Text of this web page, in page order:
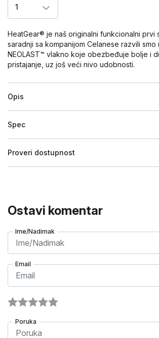
1
HeatGear® je naš originalni funkcionalni prvi
saradnji sa kompanijom Celanese razvili
NEOLAST™ vlakno koje obezbeđuje bolje i
pristajanje, uz još veći nivo udobnosti.
Opis
Spec
Proveri dostupnost
Ostavi komentar
Ime/Nadimak
Email
Poruka